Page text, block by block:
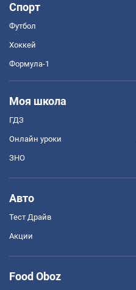
Спорт
Футбол
Хоккей
Формула-1
Моя школа
ГДЗ
Онлайн уроки
ЗНО
Авто
Тест Драйв
Акции
Food Oboz